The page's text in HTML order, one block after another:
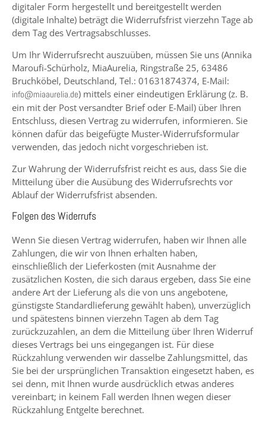
digitaler Form hergestellt und bereitgestellt werden
(digitale Inhalte) beträgt die Widerrufsfrist vierzehn Tage ab
dem Tag des Vertragsabschlusses.
Um Ihr Widerrufsrecht auszuüben, müssen Sie uns (Annika
Maroufi-Schürholz, MiaAurelia, Ringstraße 25, 63486
Bruchköbel, Deutschland, Tel.: 01631874374, E-Mail:
info@miaaurelia.de) mittels einer eindeutigen Erklärung (z. B.
ein mit der Post versandter Brief oder E-Mail) über Ihren
Entschluss, diesen Vertrag zu widerrufen, informieren. Sie
können dafür das beigefügte Muster-Widerrufsformular
verwenden, das jedoch nicht vorgeschrieben ist.
Zur Wahrung der Widerrufsfrist reicht es aus, dass Sie die
Mitteilung über die Ausübung des Widerrufsrechts vor
Ablauf der Widerrufsfrist absenden.
Folgen des Widerrufs
Wenn Sie diesen Vertrag widerrufen, haben wir Ihnen alle
Zahlungen, die wir von Ihnen erhalten haben,
einschließlich der Lieferkosten (mit Ausnahme der
zusätzlichen Kosten, die sich daraus ergeben, dass Sie eine
andere Art der Lieferung als die von uns angebotene,
günstigste Standardlieferung gewählt haben), unverzüglich
und spätestens binnen vierzehn Tagen ab dem Tag
zurückzuzahlen, an dem die Mitteilung über Ihren Widerruf
dieses Vertrags bei uns eingegangen ist. Für diese
Rückzahlung verwenden wir dasselbe Zahlungsmittel, das
Sie bei der ursprünglichen Transaktion eingesetzt haben, es
sei denn, mit Ihnen wurde ausdrücklich etwas anderes
vereinbart; in keinem Fall werden Ihnen wegen dieser
Rückzahlung Entgelte berechnet.